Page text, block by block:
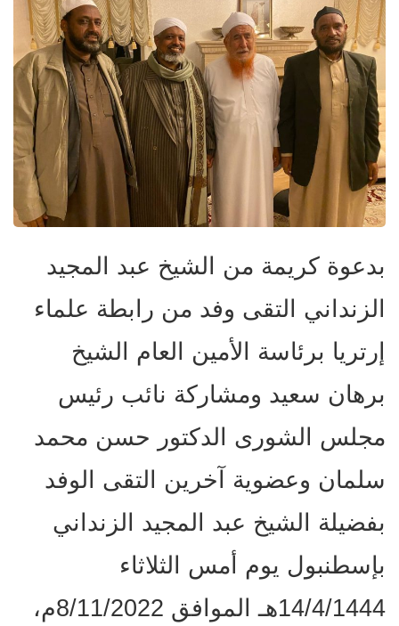
بدعوة كريمة من الشيخ عبد المجيد
الزنداني التقى وفد من رابطة علماء
إرتريا برئاسة الأمين العام الشيخ
برهان سعيد ومشاركة نائب رئيس
مجلس الشورى الدكتور حسن محمد
سلمان وعضوية آخرين التقى الوفد
بفضيلة الشيخ عبد المجيد الزنداني
بإسطنبول يوم أمس الثلاثاء
14/4/1444هـ الموافق 8/11/2022م،